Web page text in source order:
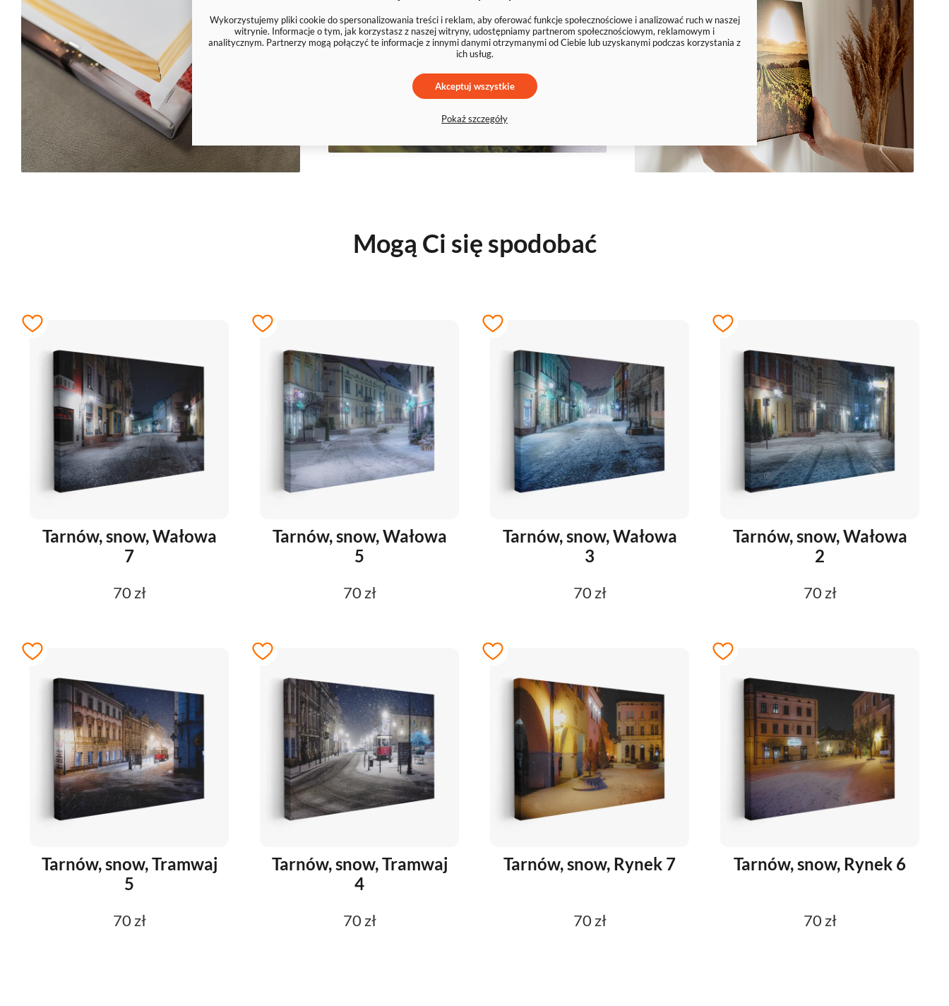
Mogą Ci się spodobać
Tarnów, snow, Wałowa
7
70 zł
Tarnów, snow, Wałowa
5
70 zł
Tarnów, snow, Wałowa
3
70 zł
Tarnów, snow, Wałowa
2
70 zł
Tarnów, snow, Tramwaj
5
70 zł
Tarnów, snow, Tramwaj
4
70 zł
Tarnów, snow, Rynek 7
70 zł
Tarnów, snow, Rynek 6
70 zł
Wykorzystujemy pliki cookie do spersonalizowania treści i reklam, aby oferować funkcje społecznościowe i analizować ruch w naszej
witrynie. Informacje o tym, jak korzystasz z naszej witryny, udostępniamy partnerom społecznościowym, reklamowym i
analitycznym. Partnerzy mogą połączyć te informacje z innymi danymi otrzymanymi od Ciebie lub uzyskanymi podczas korzystania z
ich usług.
Akceptuj wszystkie
Pokaż szczegóły